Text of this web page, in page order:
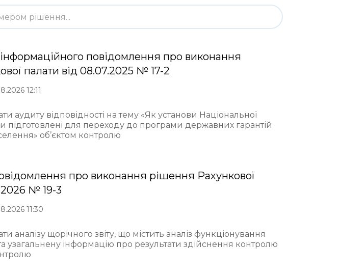
повідомлення про виконання
палати від 08.07.2025 № 17-2
12:11
аудиту відповідності на тему «Як установи Національної
підготовлені для переходу до програми державних гарантій
об’єктом контролю
про виконання рішення Рахункової
№ 19-3
11:30
аналізу щорічного звіту, що містить аналіз функціонування
узагальнену інформацію про результати здійснення контролю